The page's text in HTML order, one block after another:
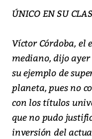
ÚNICO EN SU
Víctor Córdoba, el
mediano, dijo
su ejemplo de
planeta, pues no
con los títulos
que no pudo
inversión del